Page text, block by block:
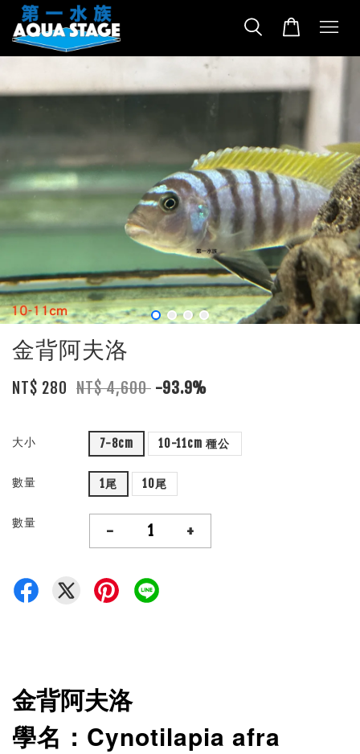
金背阿夫洛
NT$ 280 NT$ 4,600 -93.9%
大小 7-8cm 10-11cm 種公
數量 1尾 10尾
數量 - +
金背阿夫洛
學名： Cynotilapia afra